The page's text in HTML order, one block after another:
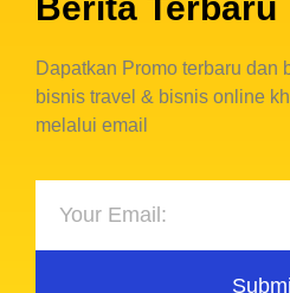
Dapatkan Promo terbaru dan
bisnis travel & bisnis online
melalui email